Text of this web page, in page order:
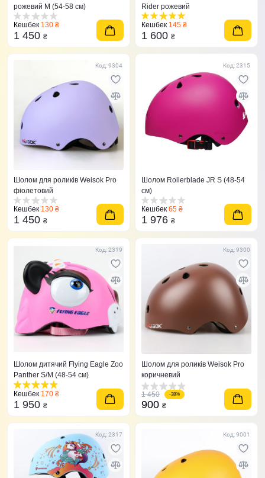
рожевий M (54-58 см)
Кешбек 130 ₴
1 450 ₴
Rider рожевий
Кешбек 145 ₴
1 600 ₴
Код: 9304
Шолом для роликів Weisok Pro
фіолетовий
Кешбек 130 ₴
1 450 ₴
Код: 2315
Шолом Rollerblade JR S (48-54
см)
Кешбек 65 ₴
1 976 ₴
Код: 2319
Шолом дитячий Flying Eagle Zoo
Panther S/M (48-54 см)
Кешбек 170 ₴
1 950 ₴
Код: 9300
Шолом для роликів Weisok Pro
коричневий
1 450 -38%
900 ₴
Код: 2317 Код: 9001